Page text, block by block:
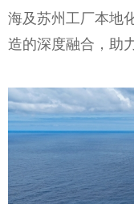
海及苏州工厂本地
造的深度融合，助